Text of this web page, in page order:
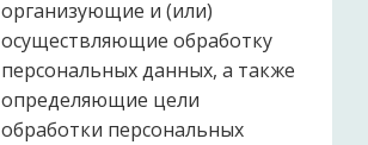
организующие и (или)
осуществляющие обработку
персональных данных, а также
определяющие цели
обработки персональных